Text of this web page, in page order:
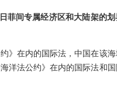
菲间专属经济区和大陆架的
》在内的国际法，中国在该
洋法公约》在内的国际法和